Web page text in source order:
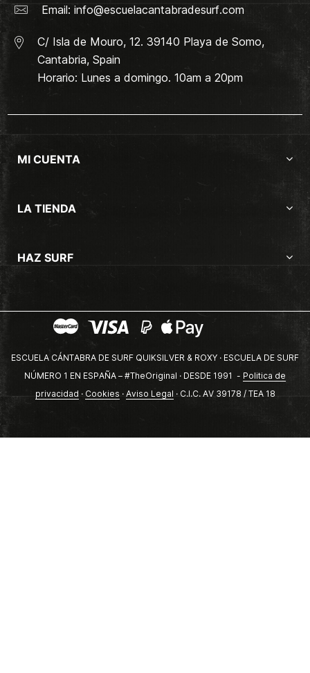
Email: info@escuelacantabradesurf.com
C/ Isla de Mouro, 12. 39140 Playa de Somo,
Cantabria, Spain
Horario: Lunes a domingo. 10am a 20pm
MI CUENTA
LA TIENDA
HAZ SURF
ESCUELA CÁNTABRA DE SURF QUIKSILVER & ROXY · ESCUELA DE SURF
NÚMERO 1 EN ESPAÑA – #TheOriginal · DESDE 1991 - Politica de
privacidad · Cookies · Aviso Legal · C.I.C. AV 39178 / TEA 18